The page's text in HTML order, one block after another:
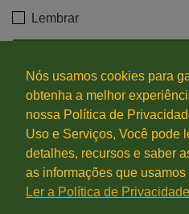
Lembrar
Ainda não é
Copyright © 2020 -
—
Nós usamos cookies para
obtenha a melhor
nossa Política de
Uso e Serviços, Você pode
detalhes, recursos e saber
as informações que usamos
Ler a Política de